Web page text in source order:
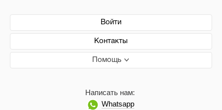
Войти
Контакты
Помощь
Написать нам:
Whatsapp